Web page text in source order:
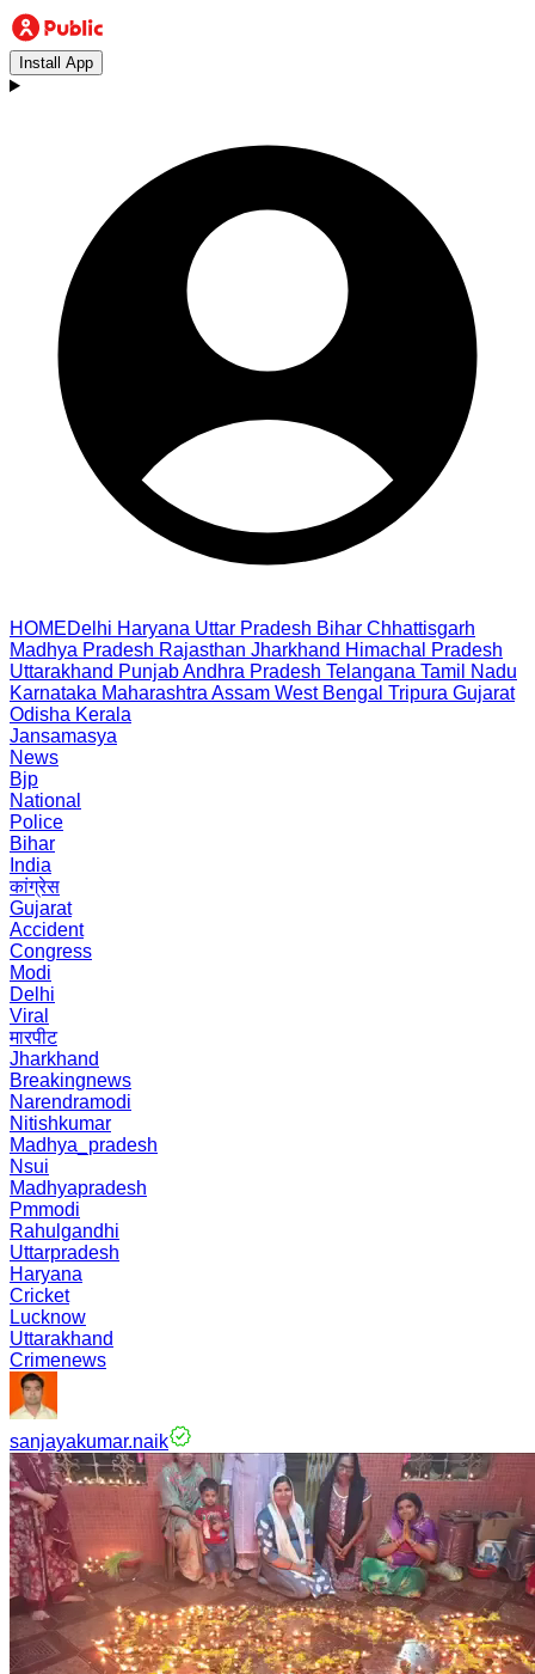
Install App
HOMEDelhi Haryana Uttar Pradesh Bihar Chhattisgarh
Madhya Pradesh Rajasthan Jharkhand Himachal Pradesh
Uttarakhand PunjabAndhra Pradesh Telangana Tamil Nadu
Karnataka Maharashtra Assam West Bengal Tripura Gujarat
Odisha Kerala
Jansamasya
News
Bjp
National
Police
Bihar
India
कांग्रेस
Gujarat
Accident
Congress
Modi
Delhi
Viral
मारपीट
Jharkhand
Breakingnews
Narendramodi
Nitishkumar
Madhya_pradesh
Nsui
Madhyapradesh
Pmmodi
Rahulgandhi
Uttarpradesh
Haryana
Cricket
Lucknow
Uttarakhand
Crimenews
sanjayakumar.naik